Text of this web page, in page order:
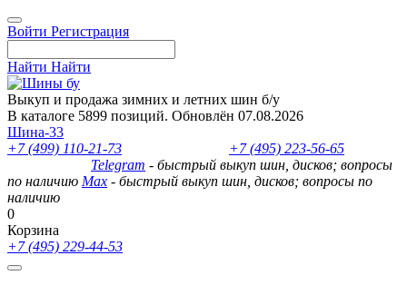
Войти Регистрация
Найти Найти
Выкуп и продажа зимних и летних шин б/у
В каталоге 5899 позиций. Обновлён 07.08.2026
Шина-33
+7 (499) 110-21-73
+7 (495) 223-56-65
Telegram - быстрый выкуп шин, дисков; вопросы
по наличию Max - быстрый выкуп шин, дисков; вопросы по
наличию
0
Корзина
+7 (495) 229-44-53